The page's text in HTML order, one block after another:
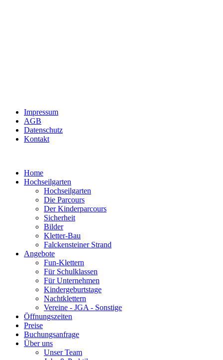
Impressum
AGB
Datenschutz
Kontakt
Home
Hochseilgarten
Hochseilgarten
Die Parcours
Der Kinderparcours
Sicherheit
Bilder
Kletter-Bau
Falckensteiner Strand
Angebote
Fun-Klettern
Für Schulklassen
Für Unternehmen
Kindergeburtstage
Nachtklettern
Vereine - JGA - Sonstige
Öffnungszeiten
Preise
Buchungsanfrage
Über uns
Unser Team